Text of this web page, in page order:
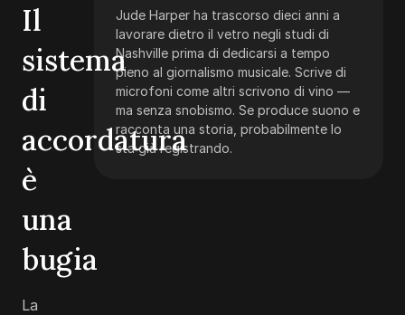
Jude Harper ha trascorso dieci anni a
lavorare dietro il vetro negli studi di
Nashville prima di dedicarsi a tempo
pieno al giornalismo musicale. Scrive di
microfoni come altri scrivono di vino —
ma senza snobismo. Se produce suono e
racconta una storia, probabilmente lo
sta già registrando.
Il
sistema
di
accordatura
è
una
bugia
La